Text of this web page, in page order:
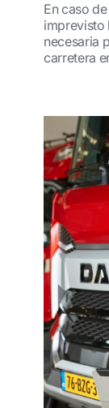
En caso
imprevisto
necesaria
carretera